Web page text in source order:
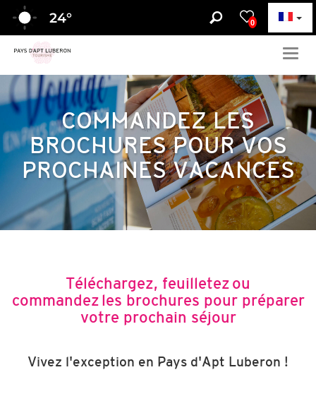
24° 0
COMMANDEZ LES
BROCHURES POUR VOS
PROCHAINES VACANCES
Téléchargez, feuilletez ou
commandez les brochures pour préparer
votre prochain séjour
Vivez l'exception en Pays d'Apt Luberon !